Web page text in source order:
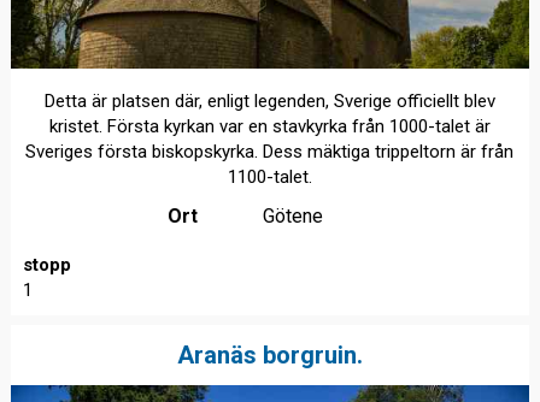
Detta är platsen där, enligt legenden, Sverige officiellt blev
kristet. Första kyrkan var en stavkyrka från 1000-talet är
Sveriges första biskopskyrka. Dess mäktiga trippeltorn är från
1100-talet.
Ort Götene
stopp
1
Aranäs borgruin.